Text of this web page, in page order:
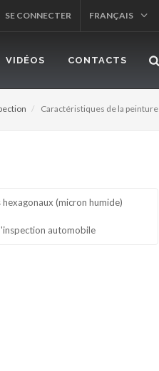
SE CONNECTER FRANÇAIS
VIDÉOS CONTACTS
Caractéristiques de la peinture
hexagonaux (micron humide)
automobile